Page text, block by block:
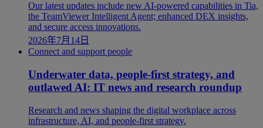
Our latest updates include new AI-powered capabilities in Tia,
the TeamViewer Intelligent Agent; enhanced DEX insights,
and secure access innovations.
2026年7月14日
Connect and support people
Underwater data, people-first strategy, and
outlawed AI: IT news and research roundup
Research and news shaping the digital workplace across
infrastructure, AI, and people-first strategy.